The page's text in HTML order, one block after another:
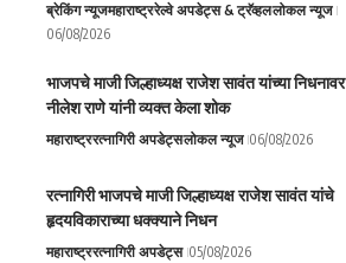
ब्रेकिंग न्यूजमहाराष्ट्ररेल्वे अपडेट्स & ट्रॅव्हललोकल न्यूज
06/08/2026
भाजपचे माजी जिल्हाध्यक्ष राजेश सावंत यांच्या निधनावर
नीलेश राणे यांनी व्यक्त केला शोक
महाराष्ट्ररत्नागिरी अपडेट्सलोकल न्यूज 06/08/2026
रत्नागिरी भाजपचे माजी जिल्हाध्यक्ष राजेश सावंत यांचे
हृदयविकाराच्या धक्क्याने निधन
महाराष्ट्ररत्नागिरी अपडेट्स 05/08/2026